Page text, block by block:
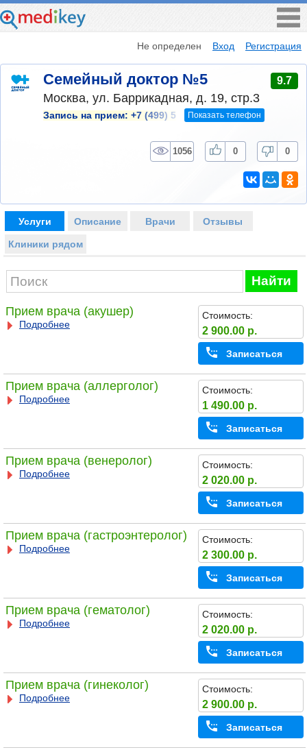
Не определен Вход Регистрация
Семейный доктор №5 9.7
Москва, ул. Баррикадная, д. 19, стр.3
Запись на прием: +7 (499) 5 Показать телефон
1056 0 0
Услуги Описание Врачи Отзывы
Клиники рядом
Найти
Прием врача (акушер)
Подробнее
Стоимость:
2 900.00 р.
Записаться
Прием врача (аллерголог)
Подробнее
Стоимость:
1 490.00 р.
Записаться
Прием врача (венеролог)
Подробнее
Стоимость:
2 020.00 р.
Записаться
Прием врача (гастроэнтеролог)
Подробнее
Стоимость:
2 300.00 р.
Записаться
Прием врача (гематолог)
Подробнее
Стоимость:
2 020.00 р.
Записаться
Прием врача (гинеколог)
Подробнее
Стоимость:
2 900.00 р.
Записаться